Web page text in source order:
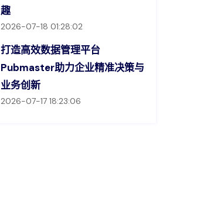
趣
2026-07-18 01:28:02
打造高效数据管理平台
Pubmaster助力企业精准决策与
业务创新
2026-07-17 18:23:06